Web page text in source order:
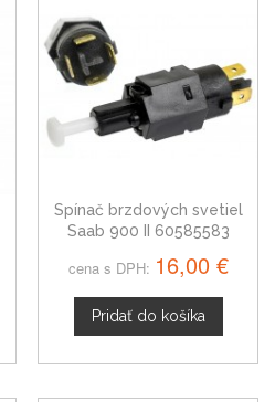
Spínač brzdových svetiel
Saab 900 II 60585583
cena s DPH: 16,00 €
Pridať do košíka